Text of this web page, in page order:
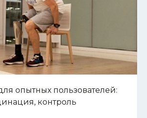
опытных пользователей:
контроль